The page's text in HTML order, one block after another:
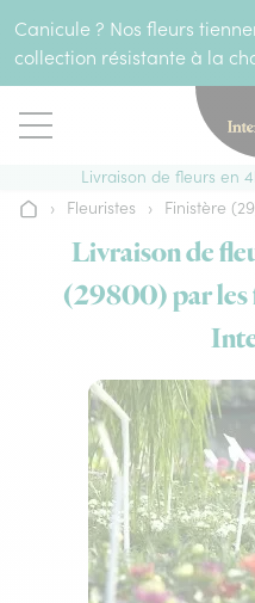
Canicule ? Nos fleurs
collection résistante à la
Livraison de fleurs en
Accueil
› Fleuristes › Finistère
Livraison de
(29800) par les